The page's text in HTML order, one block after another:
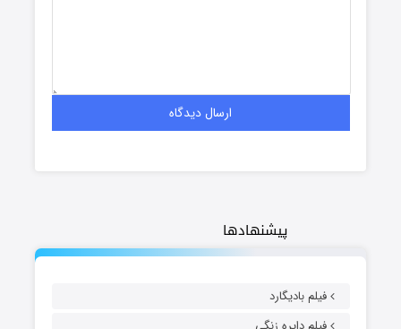
پیشنهادها
فیلم بادیگارد